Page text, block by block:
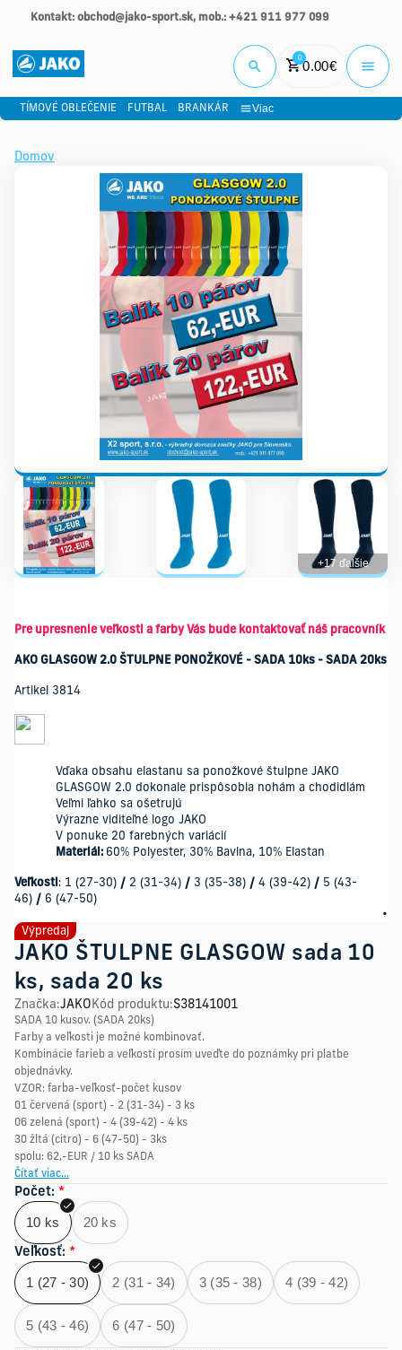
Kontakt: obchod@jako-sport.sk, mob.: +421 911 977 099
0
0.00€
TÍMOVÉ OBLEČENIE FUTBAL BRANKÁR Viac
Domov
+17 ďalšie
Pre upresnenie veľkosti a farby Vás bude kontaktovať náš pracovník
AKO GLASGOW 2.0 ŠTULPNE PONOŽKOVÉ - SADA 10ks - SADA 20ks
Artikel 3814
Vďaka obsahu elastanu sa ponožkové štulpne JAKO
GLASGOW 2.0 dokonale prispôsobia nohám a chodidlám
Veľmi ľahko sa ošetrujú
Výrazne viditeľné logo JAKO
V ponuke 20 farebných variácií
Materiál: 60% Polyester, 30% Bavlna, 10% Elastan
Veľkosti : 1 (27-30) / 2 (31-34) / 3 (35-38) / 4 (39-42) / 5 (43-
46) / 6 (47-50)
Výpredaj
JAKO ŠTULPNE GLASGOW sada 10
ks, sada 20 ks
Značka:JAKOKód produktu:S38141001
SADA 10 kusov. (SADA 20ks)
Farby a veľkosti je možné kombinovať.
Kombinácie farieb a veľkostí prosím uveďte do poznámky pri platbe
objednávky.
VZOR: farba-veľkosť-počet kusov
01 červená (sport) - 2 (31-34) - 3 ks
06 zelená (sport) - 4 (39-42) - 4 ks
30 žltá (citro) - 6 (47-50) - 3ks
spolu: 62,-EUR / 10 ks SADA
Čítať viac...
Počet: *
10 ks 20 ks
Veľkosť: *
1 (27 - 30) 2 (31 - 34) 3 (35 - 38) 4 (39 - 42)
5 (43 - 46) 6 (47 - 50)